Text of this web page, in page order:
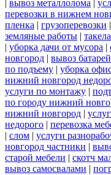
| вывоз металлолома |
перевозки в нижнем
пленка | грузоперевозки |
земляные работы |
| уборка дачи от мусора |
новгород | вывоз батарей
по подъему | уборка
нижний новгород
услуги по монтажу |
по городу нижний
нижний новгород |
недорого | перевозка
| слом | услуги
новгород частники |
старой мебели | скотч
вывоз самосвалами |